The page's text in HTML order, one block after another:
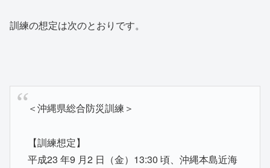
訓練の想定は次のとおりです。
＜沖縄県総合防災訓練＞
【訓練想定】
平成23 年9 月2 日（金）13:30 頃、沖縄本島近海